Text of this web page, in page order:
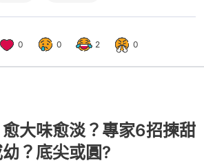
0 0 2 0
大味愈淡？專家6招揀甜
？底尖或圓?